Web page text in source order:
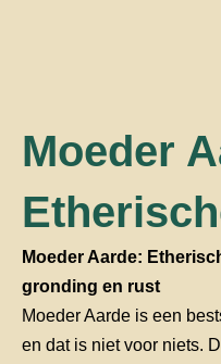
Moeder
Moeder Aarde:
gronding en rust
Moeder Aarde is een
en dat is niet voor niets.